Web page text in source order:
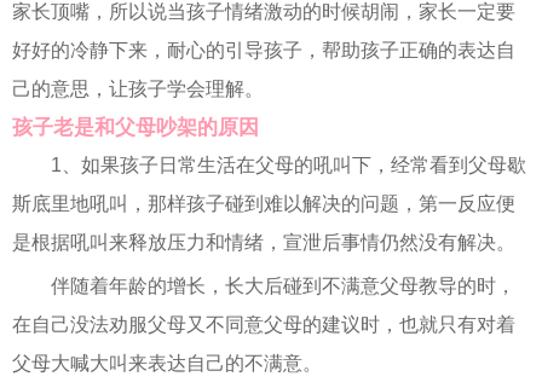
家长顶嘴，所以说当孩子情绪激动的时候胡闹，家长一定要
好好的冷静下来，耐心的引导孩子，帮助孩子正确的表达自
己的意思，让孩子学会理解。
孩子老是和父母吵架的原因
1、如果孩子日常生活在父母的吼叫下，经常看到父母歇
斯底里地吼叫，那样孩子碰到难以解决的问题，第一反应便
是根据吼叫来释放压力和情绪，宣泄后事情仍然没有解决。
伴随着年龄的增长，长大后碰到不满意父母教导的时，
在自己没法劝服父母又不同意父母的建议时，也就只有对着
父母大喊大叫来表达自己的不满意。